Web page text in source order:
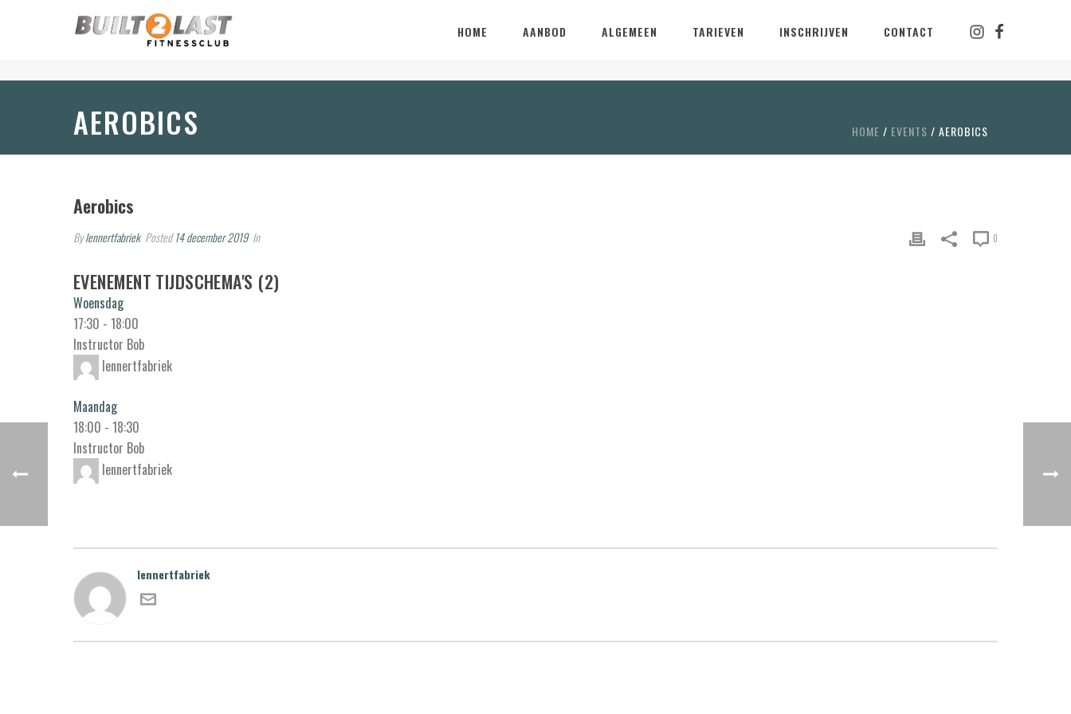
HOME AANBOD ALGEMEEN TARIEVEN INSCHRIJVEN CONTACT
AEROBICS HOME / EVENTS / AEROBICS
Aerobics
Bylennertfabriek Posted14 december 2019 In 0
EVENEMENT TIJDSCHEMA'S (2)
Woensdag
17:30 - 18:00
Instructor Bob
lennertfabriek
Maandag
18:00 - 18:30
Instructor Bob
lennertfabriek
lennertfabriek